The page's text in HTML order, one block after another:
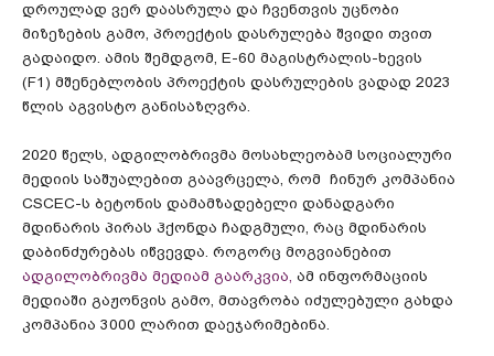
დროულად ვერ დაასრულა და ჩვენთვის უცნობი
მიზეზების გამო, პროექტის დასრულება შვიდი თვით
გადაიდო. ამის შემდგომ, E-60 მაგისტრალის-ხევის
(F1) მშენებლობის პროექტის დასრულების ვადად 2023
წლის აგვისტო განისაზღვრა.
2020 წელს, ადგილობრივმა მოსახლეობამ სოციალური
მედიის საშუალებით გაავრცელა, რომ ჩინურ კომპანია
CSCEC-ს ბეტონის დამამზადებელი დანადგარი
მდინარის პირას ჰქონდა ჩადგმული, რაც მდინარის
დაბინძურებას იწვევდა. როგორც მოგვიანებით
ადგილობრივმა მედიამ გაარკვია, ამ ინფორმაციის
მედიაში გაჟონვის გამო, მთავრობა იძულებული გახდა
კომპანია 3000 ლარით დაეჯარიმებინა.